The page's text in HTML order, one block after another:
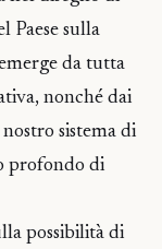
Paese sulla
da tutta
nonché dai
sistema di
profondo di
possibilità di